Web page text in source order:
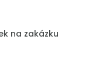
na zakázku